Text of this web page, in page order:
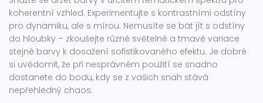
koherentní vzhled. Experimentujte s kontrastními odstíny
pro dynamiku, ale s mírou. Nemusíte se bát jít s odstíny
do hloubky – zkoušejte různé světelné a tmavé variace
stejné barvy k dosažení sofistikovaného efektu. Je dobré
si uvědomit, že při nesprávném použití se snadno
dostanete do bodu, kdy se z vašich snah stává
nepřehledný chaos.